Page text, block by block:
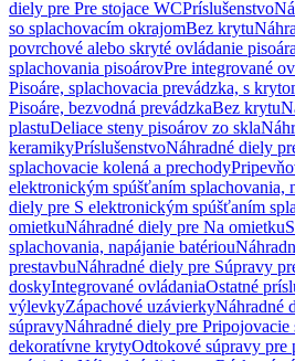
diely pre Pre stojace WCPríslušenstvo
so splachovacím okrajomBez krytu
povrchové alebo skryté ovládanie pisoára
splachovania pisoárovPre integrované
Pisoáre, splachovacia prevádzka, s
Pisoáre, bezvodná prevádzkaBez krytu
plastuDeliace steny pisoárov zo skla
keramikyPríslušenstvoNáhradné diely
splachovacie kolená a prechody
elektronickým spúšťaním splachovania,
diely pre S elektronickým spúšťaním
omietkuNáhradné diely pre Na omietku
splachovania, napájanie batériou
prestavbuNáhradné diely pre Súpravy
doskyIntegrované ovládaniaOstatné
výlevkyZápachové uzávierkyNáhradné
súpravyNáhradné diely pre Pripojovacie
dekoratívne krytyOdtokové súpravy pre